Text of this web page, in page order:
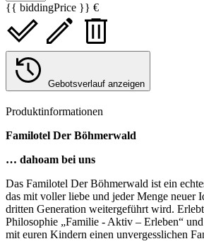
{{ biddingPrice }} €
Gebotsverlauf anzeigen
Produktinformationen
Familotel Der Böhmerwald
… dahoam bei uns
Das Familotel Der Böhmerwald ist ein
das mit voller liebe und jeder Menge neuer
dritten Generation weitergeführt wird.
Philosophie „Familie - Aktiv – Erleben“
mit euren Kindern einen unvergesslichen